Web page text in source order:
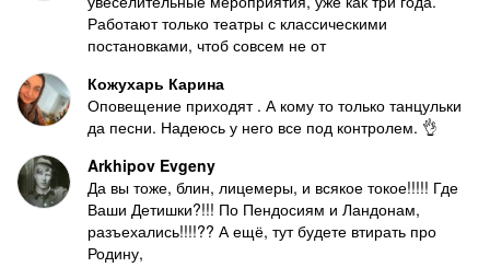
Работают только театры с классическими
постановками, чтоб совсем не от
Кожухарь Карина
Оповещение приходят . А кому то только танцульки
да песни. Надеюсь у него все под контролем. 👌
Arkhipov Evgeny
Да вы тоже, блин, лицемеры, и всякое токое!!!!! Где
Ваши Детишки?!!! По Пендосиям и Ландонам,
разъехались!!!!?? А ещё, тут будете втирать про
Родину,